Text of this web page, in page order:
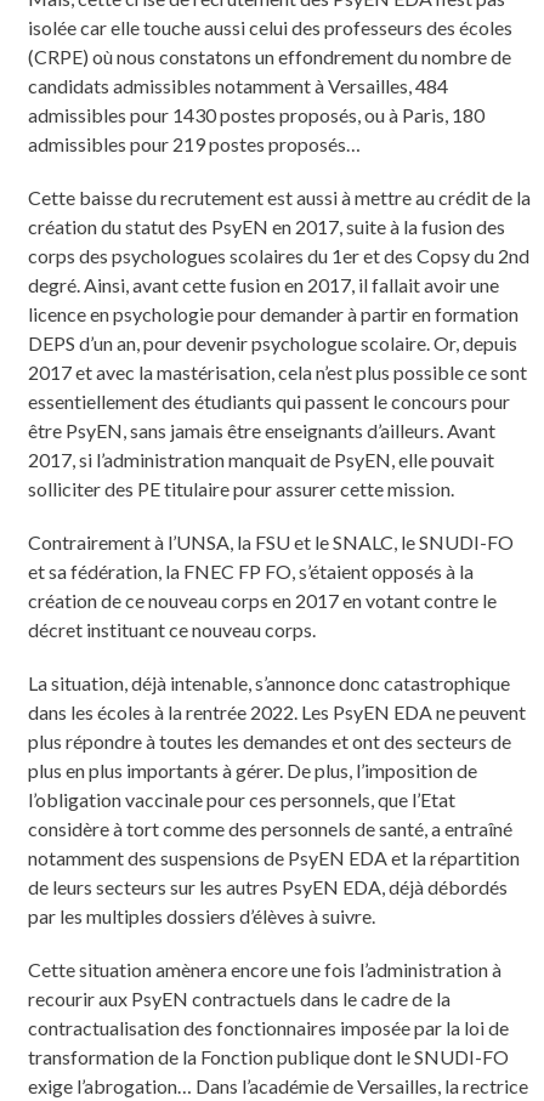
isolée car elle touche aussi celui des professeurs des écoles
(CRPE) où nous constatons un effondrement du nombre de
candidats admissibles notamment à Versailles, 484
admissibles pour 1430 postes proposés, ou à Paris, 180
admissibles pour 219 postes proposés…
Cette baisse du recrutement est aussi à mettre au crédit de la
création du statut des PsyEN en 2017, suite à la fusion des
corps des psychologues scolaires du 1er et des Copsy du 2nd
degré. Ainsi, avant cette fusion en 2017, il fallait avoir une
licence en psychologie pour demander à partir en formation
DEPS d’un an, pour devenir psychologue scolaire. Or, depuis
2017 et avec la mastérisation, cela n’est plus possible ce sont
essentiellement des étudiants qui passent le concours pour
être PsyEN, sans jamais être enseignants d’ailleurs. Avant
2017, si l’administration manquait de PsyEN, elle pouvait
solliciter des PE titulaire pour assurer cette mission.
Contrairement à l’UNSA, la FSU et le SNALC, le SNUDI-FO
et sa fédération, la FNEC FP FO, s’étaient opposés à la
création de ce nouveau corps en 2017 en votant contre le
décret instituant ce nouveau corps.
La situation, déjà intenable, s’annonce donc catastrophique
dans les écoles à la rentrée 2022. Les PsyEN EDA ne peuvent
plus répondre à toutes les demandes et ont des secteurs de
plus en plus importants à gérer. De plus, l’imposition de
l’obligation vaccinale pour ces personnels, que l’Etat
considère à tort comme des personnels de santé, a entraîné
notamment des suspensions de PsyEN EDA et la répartition
de leurs secteurs sur les autres PsyEN EDA, déjà débordés
par les multiples dossiers d’élèves à suivre.
Cette situation amènera encore une fois l’administration à
recourir aux PsyEN contractuels dans le cadre de la
contractualisation des fonctionnaires imposée par la loi de
transformation de la Fonction publique dont le SNUDI-FO
exige l’abrogation… Dans l’académie de Versailles, la rectrice